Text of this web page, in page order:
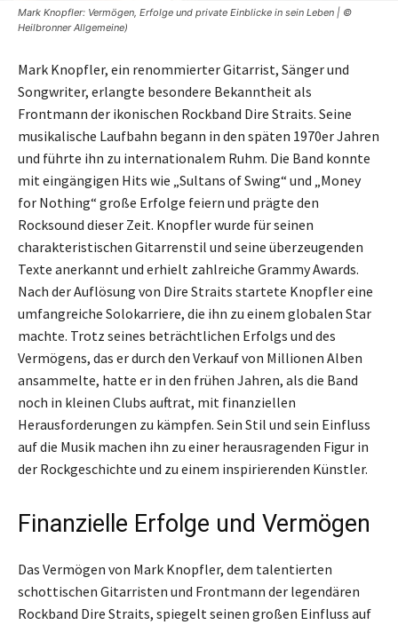
Mark Knopfler: Vermögen, Erfolge und private Einblicke in sein Leben | ©
Heilbronner Allgemeine)
Mark Knopfler, ein renommierter Gitarrist, Sänger und
Songwriter, erlangte besondere Bekanntheit als
Frontmann der ikonischen Rockband Dire Straits. Seine
musikalische Laufbahn begann in den späten 1970er Jahren
und führte ihn zu internationalem Ruhm. Die Band konnte
mit eingängigen Hits wie „Sultans of Swing“ und „Money
for Nothing“ große Erfolge feiern und prägte den
Rocksound dieser Zeit. Knopfler wurde für seinen
charakteristischen Gitarrenstil und seine überzeugenden
Texte anerkannt und erhielt zahlreiche Grammy Awards.
Nach der Auflösung von Dire Straits startete Knopfler eine
umfangreiche Solokarriere, die ihn zu einem globalen Star
machte. Trotz seines beträchtlichen Erfolgs und des
Vermögens, das er durch den Verkauf von Millionen Alben
ansammelte, hatte er in den frühen Jahren, als die Band
noch in kleinen Clubs auftrat, mit finanziellen
Herausforderungen zu kämpfen. Sein Stil und sein Einfluss
auf die Musik machen ihn zu einer herausragenden Figur in
der Rockgeschichte und zu einem inspirierenden Künstler.
Finanzielle Erfolge und Vermögen
Das Vermögen von Mark Knopfler, dem talentierten
schottischen Gitarristen und Frontmann der legendären
Rockband Dire Straits, spiegelt seinen großen Einfluss auf